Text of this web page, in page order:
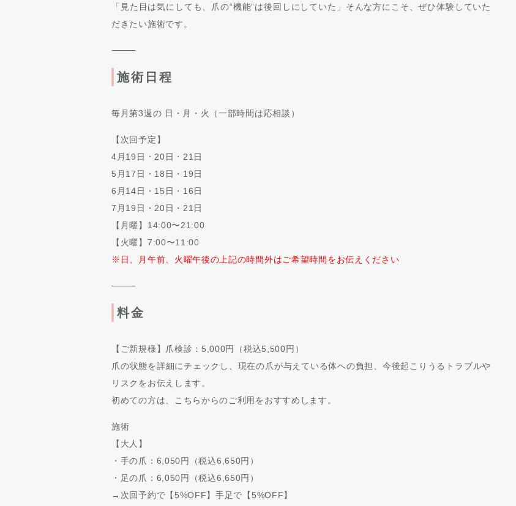
「見た目は気にしても、爪の“機能”は後回しにしていた」そんな方にこそ、ぜひ体験していた
だきたい施術です。
⸻
施術日程
毎月第3週の 日・月・火（一部時間は応相談）
【次回予定】
4月19日・20日・21日
5月17日・18日・19日
6月14日・15日・16日
7月19日・20日・21日
【月曜】14:00〜21:00
【火曜】7:00〜11:00
※日、月午前、火曜午後の上記の時間外はご希望時間をお伝えください
⸻
料金
【ご新規様】爪検診：5,000円
（税込5,500円）
爪の状態を詳細にチェックし、現在の爪が与えている体への負担、今後起こりうるトラブルや
リスクをお伝えします。
初めての方は、こちらからのご利用をおすすめします。
施術
【大人】
・手の爪：6,050円
（税込6,650円）
・足の爪：6,050円
（税込6,650円）
→次回予約で【5%OFF】手足で【 5%OFF】